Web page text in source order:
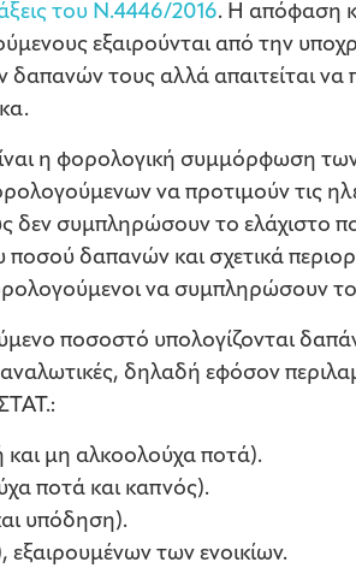
του Ν.4446/2016. Η απόφαση
εξαιρούνται από την
τους αλλά απαιτείται
η φορολογική συμμόρφωση
να προτιμούν τις
δεν συμπληρώσουν το ελάχιστο
δαπανών και σχετικά
να συμπληρώσουν
ποσοστό υπολογίζονται
δηλαδή εφόσον
μη αλκοολούχα ποτά).
ποτά και καπνός).
υπόδηση).
των ενοικίων.